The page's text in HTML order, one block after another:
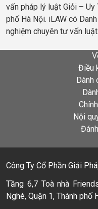
vấn pháp lý luật Giỏi –
phố Hà Nội. iLAW có
nghiệm chuyên tư vấn
Điều
Dành
Nội
Công Ty Cổ Phần Giải
Tầng 6,7 Toà nhà
Nghé, Quận 1, Thành phố